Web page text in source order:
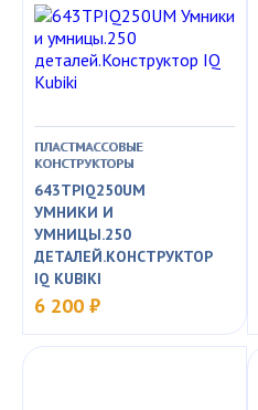
ПЛАСТМАССОВЫЕ
КОНСТРУКТОРЫ
643TPIQ250UM
УМНИКИ И
УМНИЦЫ.250
ДЕТАЛЕЙ.КОНСТРУКТОР
IQ KUBIKI
6 200 ₽